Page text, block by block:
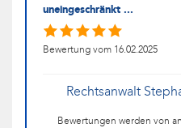
uneingeschränkt ...
Bewertung vom 16.02.2025
Rechtsanwalt
Bewertungen werden von